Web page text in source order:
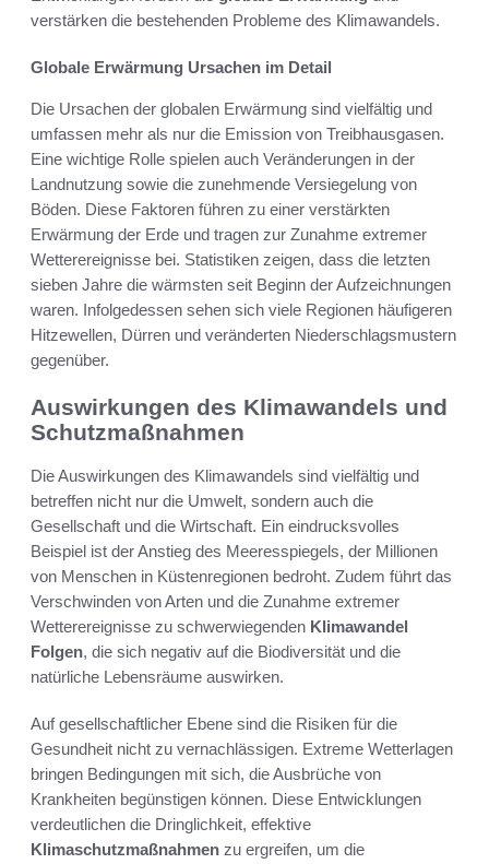
verstärken die bestehenden Probleme des Klimawandels.
Globale Erwärmung Ursachen im Detail
Die Ursachen der globalen Erwärmung sind vielfältig und
umfassen mehr als nur die Emission von Treibhausgasen.
Eine wichtige Rolle spielen auch Veränderungen in der
Landnutzung sowie die zunehmende Versiegelung von
Böden. Diese Faktoren führen zu einer verstärkten
Erwärmung der Erde und tragen zur Zunahme extremer
Wetterereignisse bei. Statistiken zeigen, dass die letzten
sieben Jahre die wärmsten seit Beginn der Aufzeichnungen
waren. Infolgedessen sehen sich viele Regionen häufigeren
Hitzewellen, Dürren und veränderten Niederschlagsmustern
gegenüber.
Auswirkungen des Klimawandels und
Schutzmaßnahmen
Die Auswirkungen des Klimawandels sind vielfältig und
betreffen nicht nur die Umwelt, sondern auch die
Gesellschaft und die Wirtschaft. Ein eindrucksvolles
Beispiel ist der Anstieg des Meeresspiegels, der Millionen
von Menschen in Küstenregionen bedroht. Zudem führt das
Verschwinden von Arten und die Zunahme extremer
Wetterereignisse zu schwerwiegenden Klimawandel
Folgen, die sich negativ auf die Biodiversität und die
natürliche Lebensräume auswirken.
Auf gesellschaftlicher Ebene sind die Risiken für die
Gesundheit nicht zu vernachlässigen. Extreme Wetterlagen
bringen Bedingungen mit sich, die Ausbrüche von
Krankheiten begünstigen können. Diese Entwicklungen
verdeutlichen die Dringlichkeit, effektive
Klimaschutzmaßnahmen zu ergreifen, um die